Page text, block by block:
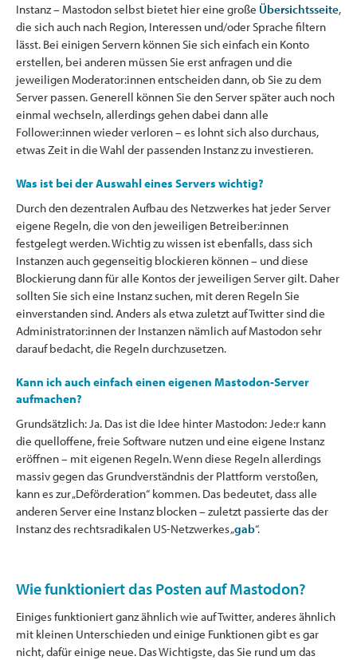
Instanz – Mastodon selbst bietet hier eine große Übersichtsseite,
die sich auch nach Region, Interessen und/oder Sprache filtern
lässt. Bei einigen Servern können Sie sich einfach ein Konto
erstellen, bei anderen müssen Sie erst anfragen und die
jeweiligen Moderator:innen entscheiden dann, ob Sie zu dem
Server passen. Generell können Sie den Server später auch noch
einmal wechseln, allerdings gehen dabei dann alle
Follower:innen wieder verloren – es lohnt sich also durchaus,
etwas Zeit in die Wahl der passenden Instanz zu investieren.
Was ist bei der Auswahl eines Servers wichtig?
Durch den dezentralen Aufbau des Netzwerkes hat jeder Server
eigene Regeln, die von den jeweiligen Betreiber:innen
festgelegt werden. Wichtig zu wissen ist ebenfalls, dass sich
Instanzen auch gegenseitig blockieren können – und diese
Blockierung dann für alle Kontos der jeweiligen Server gilt. Daher
sollten Sie sich eine Instanz suchen, mit deren Regeln Sie
einverstanden sind. Anders als etwa zuletzt auf Twitter sind die
Administrator:innen der Instanzen nämlich auf Mastodon sehr
darauf bedacht, die Regeln durchzusetzen.
Kann ich auch einfach einen eigenen Mastodon-Server
aufmachen?
Grundsätzlich: Ja. Das ist die Idee hinter Mastodon: Jede:r kann
die quelloffene, freie Software nutzen und eine eigene Instanz
eröffnen – mit eigenen Regeln. Wenn diese Regeln allerdings
massiv gegen das Grundverständnis der Plattform verstoßen,
kann es zur „Deförderation“ kommen. Das bedeutet, dass alle
anderen Server eine Instanz blocken – zuletzt passierte das der
Instanz des rechtsradikalen US-Netzwerkes „gab“.
Wie funktioniert das Posten auf Mastodon?
Einiges funktioniert ganz ähnlich wie auf Twitter, anderes ähnlich
mit kleinen Unterschieden und einige Funktionen gibt es gar
nicht, dafür einige neue. Das Wichtigste, das Sie rund um das